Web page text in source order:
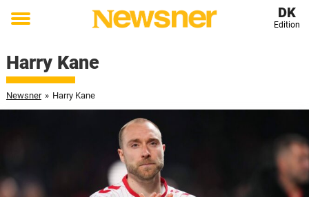
Toggle
DK
Edition
Harry Kane
Newsner » Harry Kane